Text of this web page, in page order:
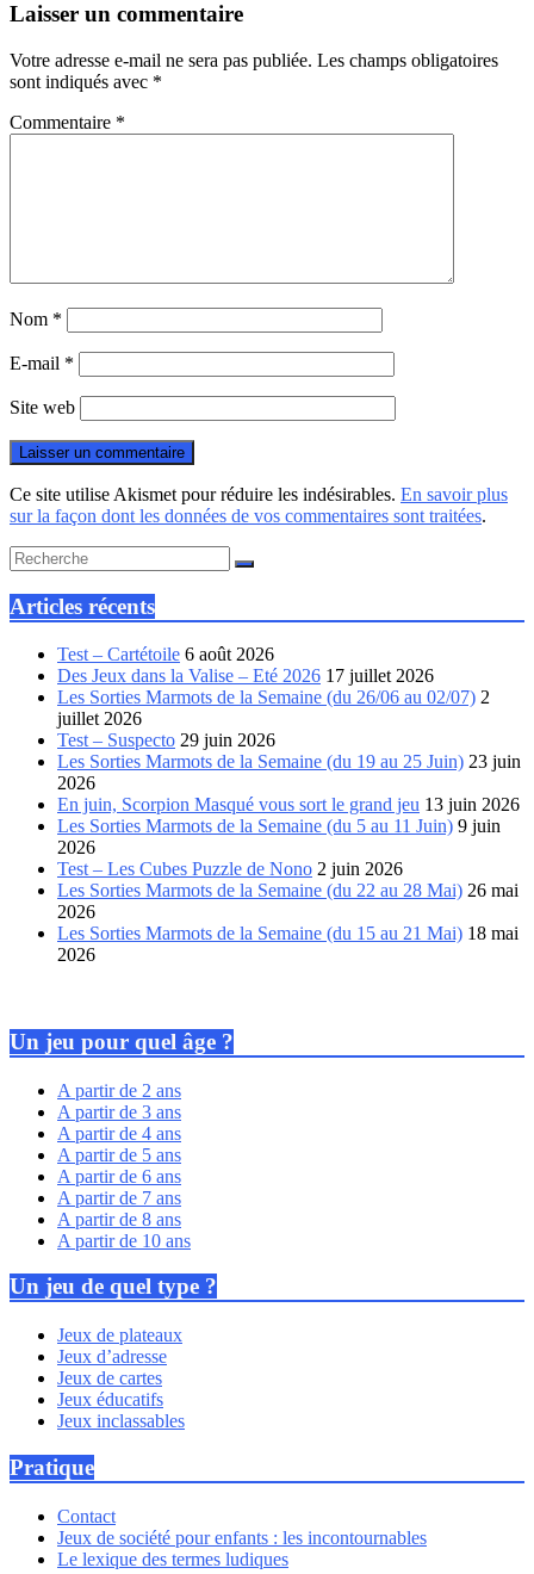
Laisser un commentaire
Votre adresse e-mail ne sera pas publiée. Les champs obligatoires
sont indiqués avec *
Commentaire *
Nom *
E-mail *
Site web
Ce site utilise Akismet pour réduire les indésirables. En savoir plus
sur la façon dont les données de vos commentaires sont traitées.
Articles récents
Test – Cartétoile 6 août 2026
Des Jeux dans la Valise – Eté 2026 17 juillet 2026
Les Sorties Marmots de la Semaine (du 26/06 au 02/07) 2
juillet 2026
Test – Suspecto 29 juin 2026
Les Sorties Marmots de la Semaine (du 19 au 25 Juin) 23 juin
2026
En juin, Scorpion Masqué vous sort le grand jeu 13 juin 2026
Les Sorties Marmots de la Semaine (du 5 au 11 Juin) 9 juin
2026
Test – Les Cubes Puzzle de Nono 2 juin 2026
Les Sorties Marmots de la Semaine (du 22 au 28 Mai) 26 mai
2026
Les Sorties Marmots de la Semaine (du 15 au 21 Mai) 18 mai
2026
Un jeu pour quel âge ?
A partir de 2 ans
A partir de 3 ans
A partir de 4 ans
A partir de 5 ans
A partir de 6 ans
A partir de 7 ans
A partir de 8 ans
A partir de 10 ans
Un jeu de quel type ?
Jeux de plateaux
Jeux d’adresse
Jeux de cartes
Jeux éducatifs
Jeux inclassables
Pratique
Contact
Jeux de société pour enfants : les incontournables
Le lexique des termes ludiques